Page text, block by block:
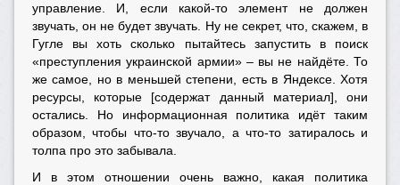
управление. И, если какой-то элемент не должен
звучать, он не будет звучать. Ну не секрет, что, скажем, в
Гугле вы хоть сколько пытайтесь запустить в поиск
«преступления украинской армии» – вы не найдёте. То
же самое, но в меньшей степени, есть в Яндексе. Хотя
ресурсы, которые [содержат данный материал], они
остались. Но информационная политика идёт таким
образом, чтобы что-то звучало, а что-то затиралось и
толпа про это забывала.
И в этом отношении очень важно, какая политика